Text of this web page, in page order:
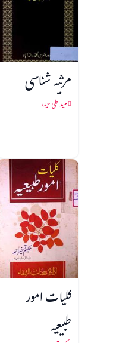
مرثیہ شناسی
سید علی حیدر
کلیات امور
طبیعیہ